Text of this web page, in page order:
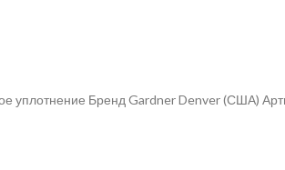
уплотнение Бренд Gardner Denver (США)